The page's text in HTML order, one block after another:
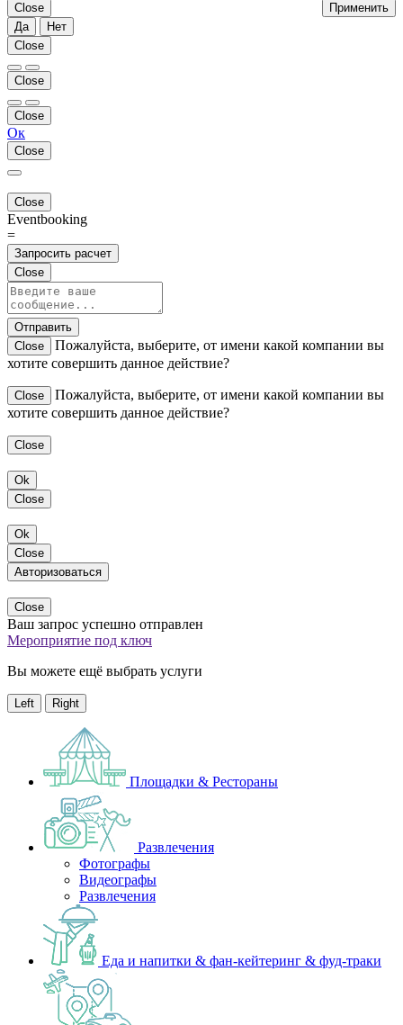
Применить
Close
Да
Нет
Close
Close
Close
Ок
Close
Close
Eventbooking
=
Запросить расчет
Close
Отправить
Close
Пожалуйста, выберите, от имени какой компании вы
хотите совершить данное действие?
Close
Пожалуйста, выберите, от имени какой компании вы
хотите совершить данное действие?
Close
Ok
Close
Ok
Close
Авторизоваться
Close
Ваш запрос успешно отправлен
Мероприятие под ключ
Вы можете ещё выбрать услуги
Left Right
Площадки & Рестораны
Развлечения
Фотографы
Видеографы
Развлечения
Еда и напитки & фан-кейтеринг & фуд-траки